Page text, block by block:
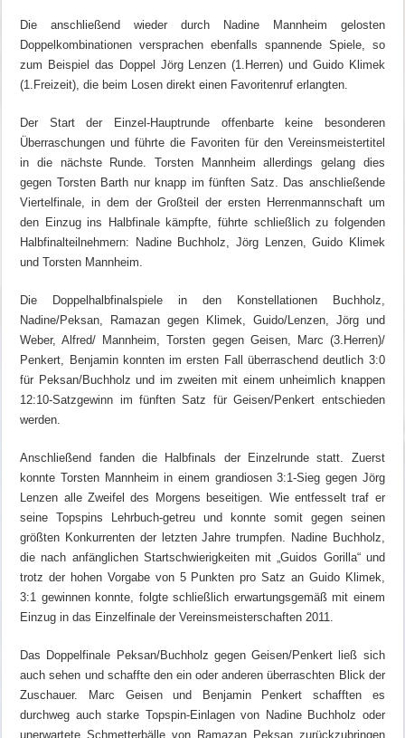
Die anschließend wieder durch Nadine Mannheim gelosten
Doppelkombinationen versprachen ebenfalls spannende Spiele, so
zum Beispiel das Doppel Jörg Lenzen (1.Herren) und Guido Klimek
(1.Freizeit), die beim Losen direkt einen Favoritenruf erlangten.
Der Start der Einzel-Hauptrunde offenbarte keine besonderen
Überraschungen und führte die Favoriten für den Vereinsmeistertitel
in die nächste Runde. Torsten Mannheim allerdings gelang dies
gegen Torsten Barth nur knapp im fünften Satz. Das anschließende
Viertelfinale, in dem der Großteil der ersten Herrenmannschaft um
den Einzug ins Halbfinale kämpfte, führte schließlich zu folgenden
Halbfinalteilnehmern: Nadine Buchholz, Jörg Lenzen, Guido Klimek
und Torsten Mannheim.
Die Doppelhalbfinalspiele in den Konstellationen Buchholz,
Nadine/Peksan, Ramazan gegen Klimek, Guido/Lenzen, Jörg und
Weber, Alfred/ Mannheim, Torsten gegen Geisen, Marc (3.Herren)/
Penkert, Benjamin konnten im ersten Fall überraschend deutlich 3:0
für Peksan/Buchholz und im zweiten mit einem unheimlich knappen
12:10-Satzgewinn im fünften Satz für Geisen/Penkert entschieden
werden.
Anschließend fanden die Halbfinals der Einzelrunde statt. Zuerst
konnte Torsten Mannheim in einem grandiosen 3:1-Sieg gegen Jörg
Lenzen alle Zweifel des Morgens beseitigen. Wie entfesselt traf er
seine Topspins Lehrbuch-getreu und konnte somit gegen seinen
größten Konkurrenten der letzten Jahre trumpfen. Nadine Buchholz,
die nach anfänglichen Startschwierigkeiten mit „Guidos Gorilla“ und
trotz der hohen Vorgabe von 5 Punkten pro Satz an Guido Klimek,
3:1 gewinnen konnte, folgte schließlich erwartungsgemäß mit einem
Einzug in das Einzelfinale der Vereinsmeisterschaften 2011.
Das Doppelfinale Peksan/Buchholz gegen Geisen/Penkert ließ sich
auch sehen und schaffte den ein oder anderen überraschten Blick der
Zuschauer. Marc Geisen und Benjamin Penkert schafften es
durchweg auch starke Topspin-Einlagen von Nadine Buchholz oder
unerwartete Schmetterbälle von Ramazan Peksan zurückzubringen